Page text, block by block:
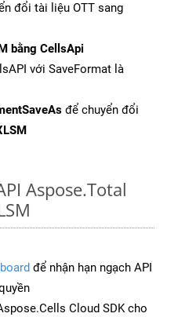
đổi tài liệu OTT sang
bằng CellsApi
với SaveFormat là
để chuyển đổi
Aspose.Total
để nhận hạn ngạch API
Cloud SDK cho